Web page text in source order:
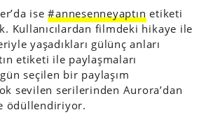
ise#annesenneyaptın etiketi
Kullanıcılardan filmdeki hikaye ile
yaşadıkları gülünç anları
etiketi ile paylaşmaları
seçilen bir paylaşım
sevilen serilerinden Aurora’dan
ödüllendiriyor.